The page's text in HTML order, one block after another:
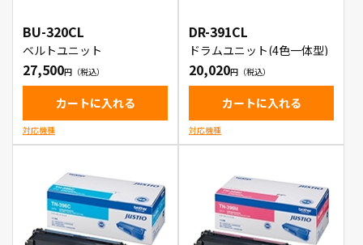
BU-320CL
ベルトユニット
27,500
カートに入れる
対応機種
DR-391CL
ドラムユニット(4色一体型)
20,020
カートに入れる
対応機種